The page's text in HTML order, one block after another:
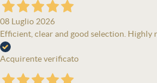
08 Luglio 2026
Efficient, clear and good selection. Highly
Acquirente verificato